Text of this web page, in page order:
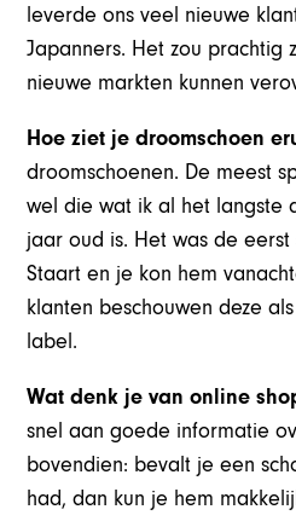
leverde ons veel nieuwe
Japanners. Het zou prachtig
nieuwe markten kunnen
Hoe ziet je droomschoen
droomschoenen. De meest
wel die wat ik al het langste
jaar oud is. Het was de eerst
Staart en je kon hem
klanten beschouwen deze
label.
Wat denk je van online
snel aan goede informatie
bovendien: bevalt je een
had, dan kun je hem